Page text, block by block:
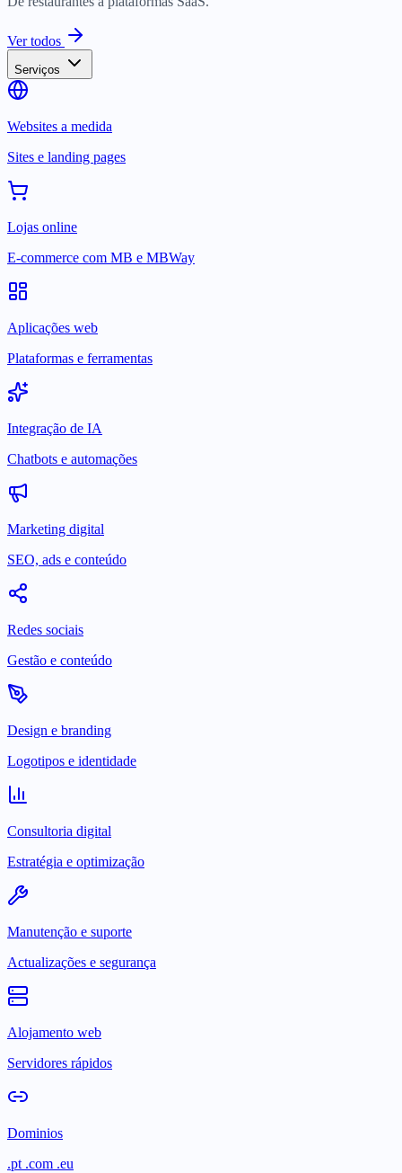
Ver todos
Serviços
Websites a medida
Sites e landing pages
Lojas online
E-commerce com MB e MBWay
Aplicações web
Plataformas e ferramentas
Integração de IA
Chatbots e automações
Marketing digital
SEO, ads e conteúdo
Redes sociais
Gestão e conteúdo
Design e branding
Logotipos e identidade
Consultoria digital
Estratégia e optimização
Manutenção e suporte
Actualizações e segurança
Alojamento web
Servidores rápidos
Dominios
.pt .com .eu